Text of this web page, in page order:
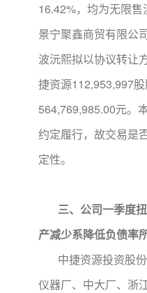
16.42%，均为无限
景宁聚鑫商贸有限公
波沅熙拟以协议转让
捷资源112,953,997
564,769,985.00元。
约定履行，故交易是
定性。
三、公司一季度
产减少系降低负债率
中捷资源投资股
仪器厂、中大厂、浙